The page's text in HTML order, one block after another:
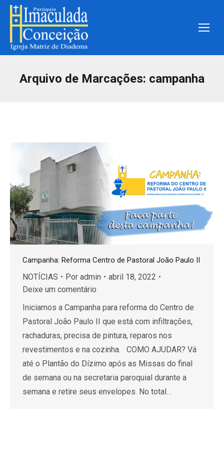
Arquivo de Marcações: campanha
Campanha: Reforma Centro de Pastoral João Paulo II
NOTÍCIAS Por admin
abril 18, 2022
Deixe um comentário
Iniciamos a Campanha para reforma do Centro de
Pastoral João Paulo II que está com infiltrações,
rachaduras, precisa de pintura, reparos nos
revestimentos e na cozinha. COMO AJUDAR? Vá
até o Plantão do Dízimo após as Missas do final
de semana ou na secretaria paroquial durante a
semana e retire seus envelopes. No total…